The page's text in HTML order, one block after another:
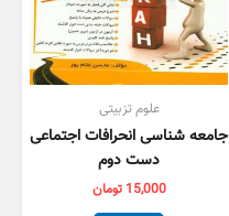
علوم تزبیتی
جامعه شناسی انحرافات اجتماعی
دست دوم
15,000 تومان